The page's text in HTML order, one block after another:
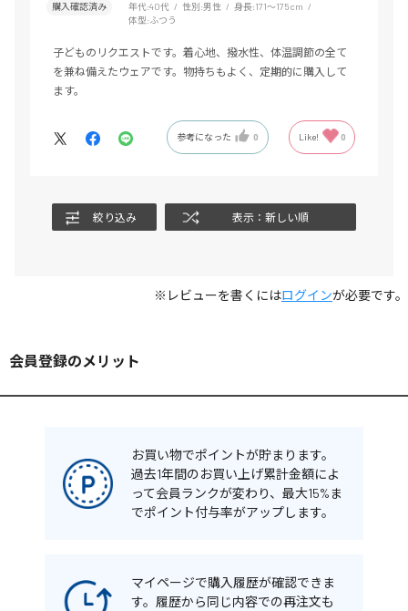
購入確認済み 年代:40代 性別:男性 身長:171～175cm
体型:ふつう
子どものリクエストです。着心地、撥水性、体温調節の全て
を兼ね備えたウェアです。物持ちもよく、定期的に購入して
ます。
参考になった 0 Like! 0
絞り込み 表示：新しい順
※レビューを書くにはログインが必要です。
会員登録のメリット
お買い物でポイントが貯まります。
過去1年間のお買い上げ累計金額によ
って会員ランクが変わり、最大15%ま
でポイント付与率がアップします。
マイページで購入履歴が確認できま
す。履歴から同じ内容での再注文も